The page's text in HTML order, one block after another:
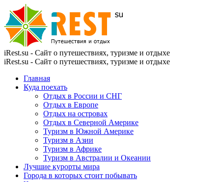
iRest.su - Сайт о путешествиях, туризме и отдыхе
iRest.su - Сайт о путешествиях, туризме и отдыхе
Главная
Куда поехать
Отдых в России и СНГ
Отдых в Европе
Отдых на островах
Отдых в Северной Америке
Туризм в Южной Америке
Туризм в Азии
Туризм в Африке
Туризм в Австралии и Океании
Лучшие курорты мира
Города в которых стоит побывать